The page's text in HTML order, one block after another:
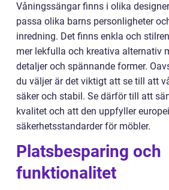
Våningssängar finns i olika
passa olika barns personligheter
inredning. Det finns enkla och
mer lekfulla och kreativa alternativ
detaljer och spännande former.
du väljer är det viktigt att se till att
säker och stabil. Se därför till att
kvalitet och att den uppfyller
säkerhetsstandarder för möbler.
Platsbesparing och
funktionalitet